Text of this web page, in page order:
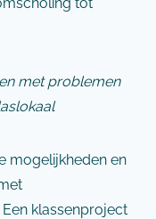
met problemen
mogelijkheden en
klassenproject